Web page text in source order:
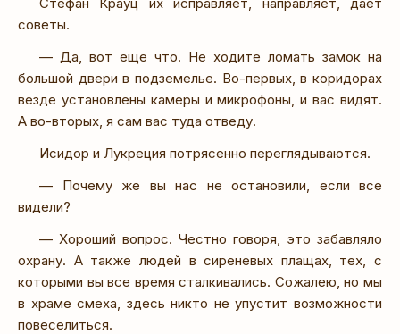
советы.
— Да, вот еще что. Не ходите ломать замок на
большой двери в подземелье. Во-первых, в коридорах
везде установлены камеры и микрофоны, и вас видят.
А во-вторых, я сам вас туда отведу.
Исидор и Лукреция потрясенно переглядываются.
— Почему же вы нас не остановили, если все
видели?
— Хороший вопрос. Честно говоря, это забавляло
охрану. А также людей в сиреневых плащах, тех, с
которыми вы все время сталкивались. Сожалею, но мы
в храме смеха, здесь никто не упустит возможности
повеселиться.